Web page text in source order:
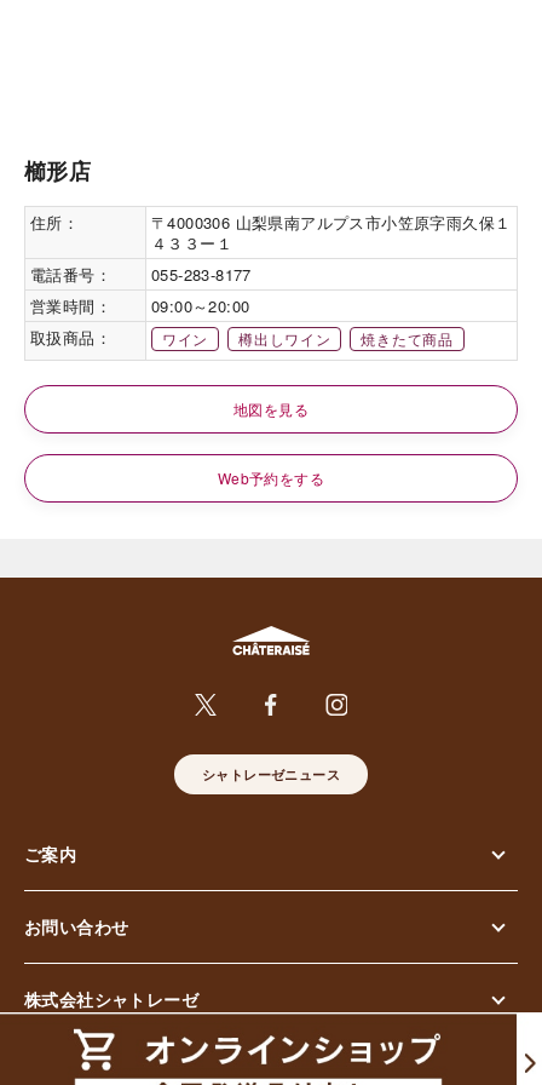
櫛形店
住所：
〒4000306 山梨県南アルプス市小笠原字雨久保１
４３３ー１
電話番号：
055-283-8177
営業時間：
09:00～20:00
取扱商品：
ワイン 樽出しワイン 焼きたて商品
地図を見る
Web予約をする
シャトレーゼニュース
ご案内
お問い合わせ
株式会社シャトレーゼ
© Chateraise Co.,Ltd. All Rights Reserved.